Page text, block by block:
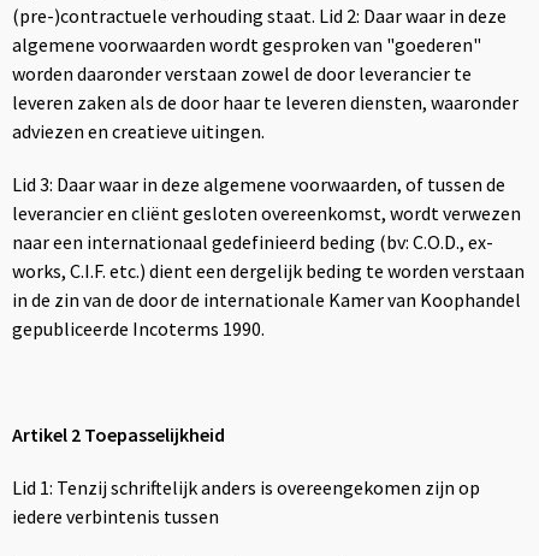
Schrijfwaren
Sleutelhangers en Lanyards
Snoepgoed
Spellen voor binnen en buiten
Sport
Veiligheid, Auto en Fiets
Feestartikelen
Aanstekers
Laptop hoezen en tassen
Matrozentassen
Opvouwbare tassen
Promotietassen
Reistassen
Rugzakken
Schoudertassen
Sporttassen
Sweaters
T-Shirts
Schoenen
Broeken en Rokken
(pre-)contractuele verhouding staat. Lid 2: Daar waar in deze
algemene voorwaarden wordt gesproken van "goederen"
worden daaronder verstaan zowel de door leverancier te
leveren zaken als de door haar te leveren diensten, waaronder
adviezen en creatieve uitingen.
Lid 3: Daar waar in deze algemene voorwaarden, of tussen de
leverancier en cliënt gesloten overeenkomst, wordt verwezen
naar een internationaal gedefinieerd beding (bv: C.O.D., ex-
works, C.I.F. etc.) dient een dergelijk beding te worden verstaan
in de zin van de door de internationale Kamer van Koophandel
gepubliceerde Incoterms 1990.
Artikel 2 Toepasselijkheid
Lid 1: Tenzij schriftelijk anders is overeengekomen zijn op
iedere verbintenis tussen